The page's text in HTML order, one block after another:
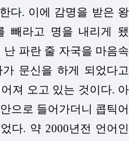
다. 이에 감명을 받은 왕
빼라고 명을 내리게 됐
파란 줄 자국을 마음속
문신을 하게 되었다고
져 오고 있는 것이다. 아
으로 들어가더니 콥틱어
다. 약 2000년전 언어인